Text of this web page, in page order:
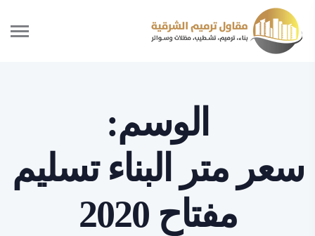
الوسم:
سعر متر البناء تسليم
مفتاح 2020